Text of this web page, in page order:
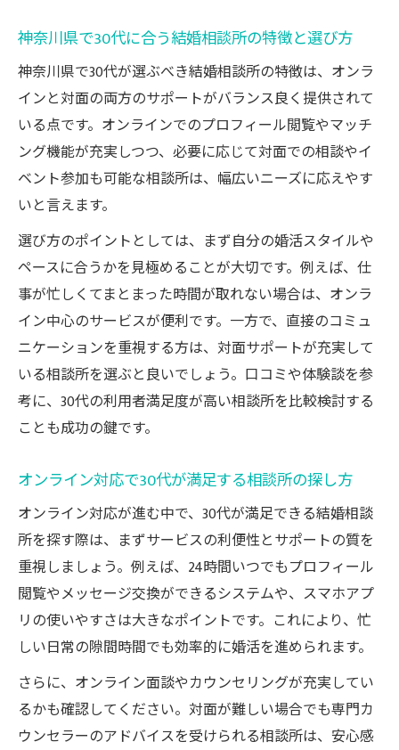
神奈川県で30代に合う結婚相談所の特徴と選び方
神奈川県で30代が選ぶべき結婚相談所の特徴は、オンラ
インと対面の両方のサポートがバランス良く提供されて
いる点です。オンラインでのプロフィール閲覧やマッチ
ング機能が充実しつつ、必要に応じて対面での相談やイ
ベント参加も可能な相談所は、幅広いニーズに応えやす
いと言えます。
選び方のポイントとしては、まず自分の婚活スタイルや
ペースに合うかを見極めることが大切です。例えば、仕
事が忙しくてまとまった時間が取れない場合は、オンラ
イン中心のサービスが便利です。一方で、直接のコミュ
ニケーションを重視する方は、対面サポートが充実して
いる相談所を選ぶと良いでしょう。口コミや体験談を参
考に、30代の利用者満足度が高い相談所を比較検討する
ことも成功の鍵です。
オンライン対応で30代が満足する相談所の探し方
オンライン対応が進む中で、30代が満足できる結婚相談
所を探す際は、まずサービスの利便性とサポートの質を
重視しましょう。例えば、24時間いつでもプロフィール
閲覧やメッセージ交換ができるシステムや、スマホアプ
リの使いやすさは大きなポイントです。これにより、忙
しい日常の隙間時間でも効率的に婚活を進められます。
さらに、オンライン面談やカウンセリングが充実してい
るかも確認してください。対面が難しい場合でも専門カ
ウンセラーのアドバイスを受けられる相談所は、安心感